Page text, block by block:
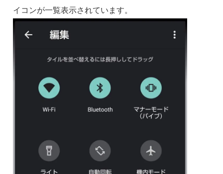
イコンが一覧表示されています。